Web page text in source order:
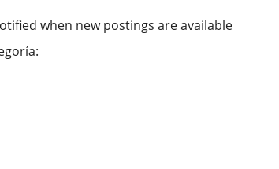
when new postings are available